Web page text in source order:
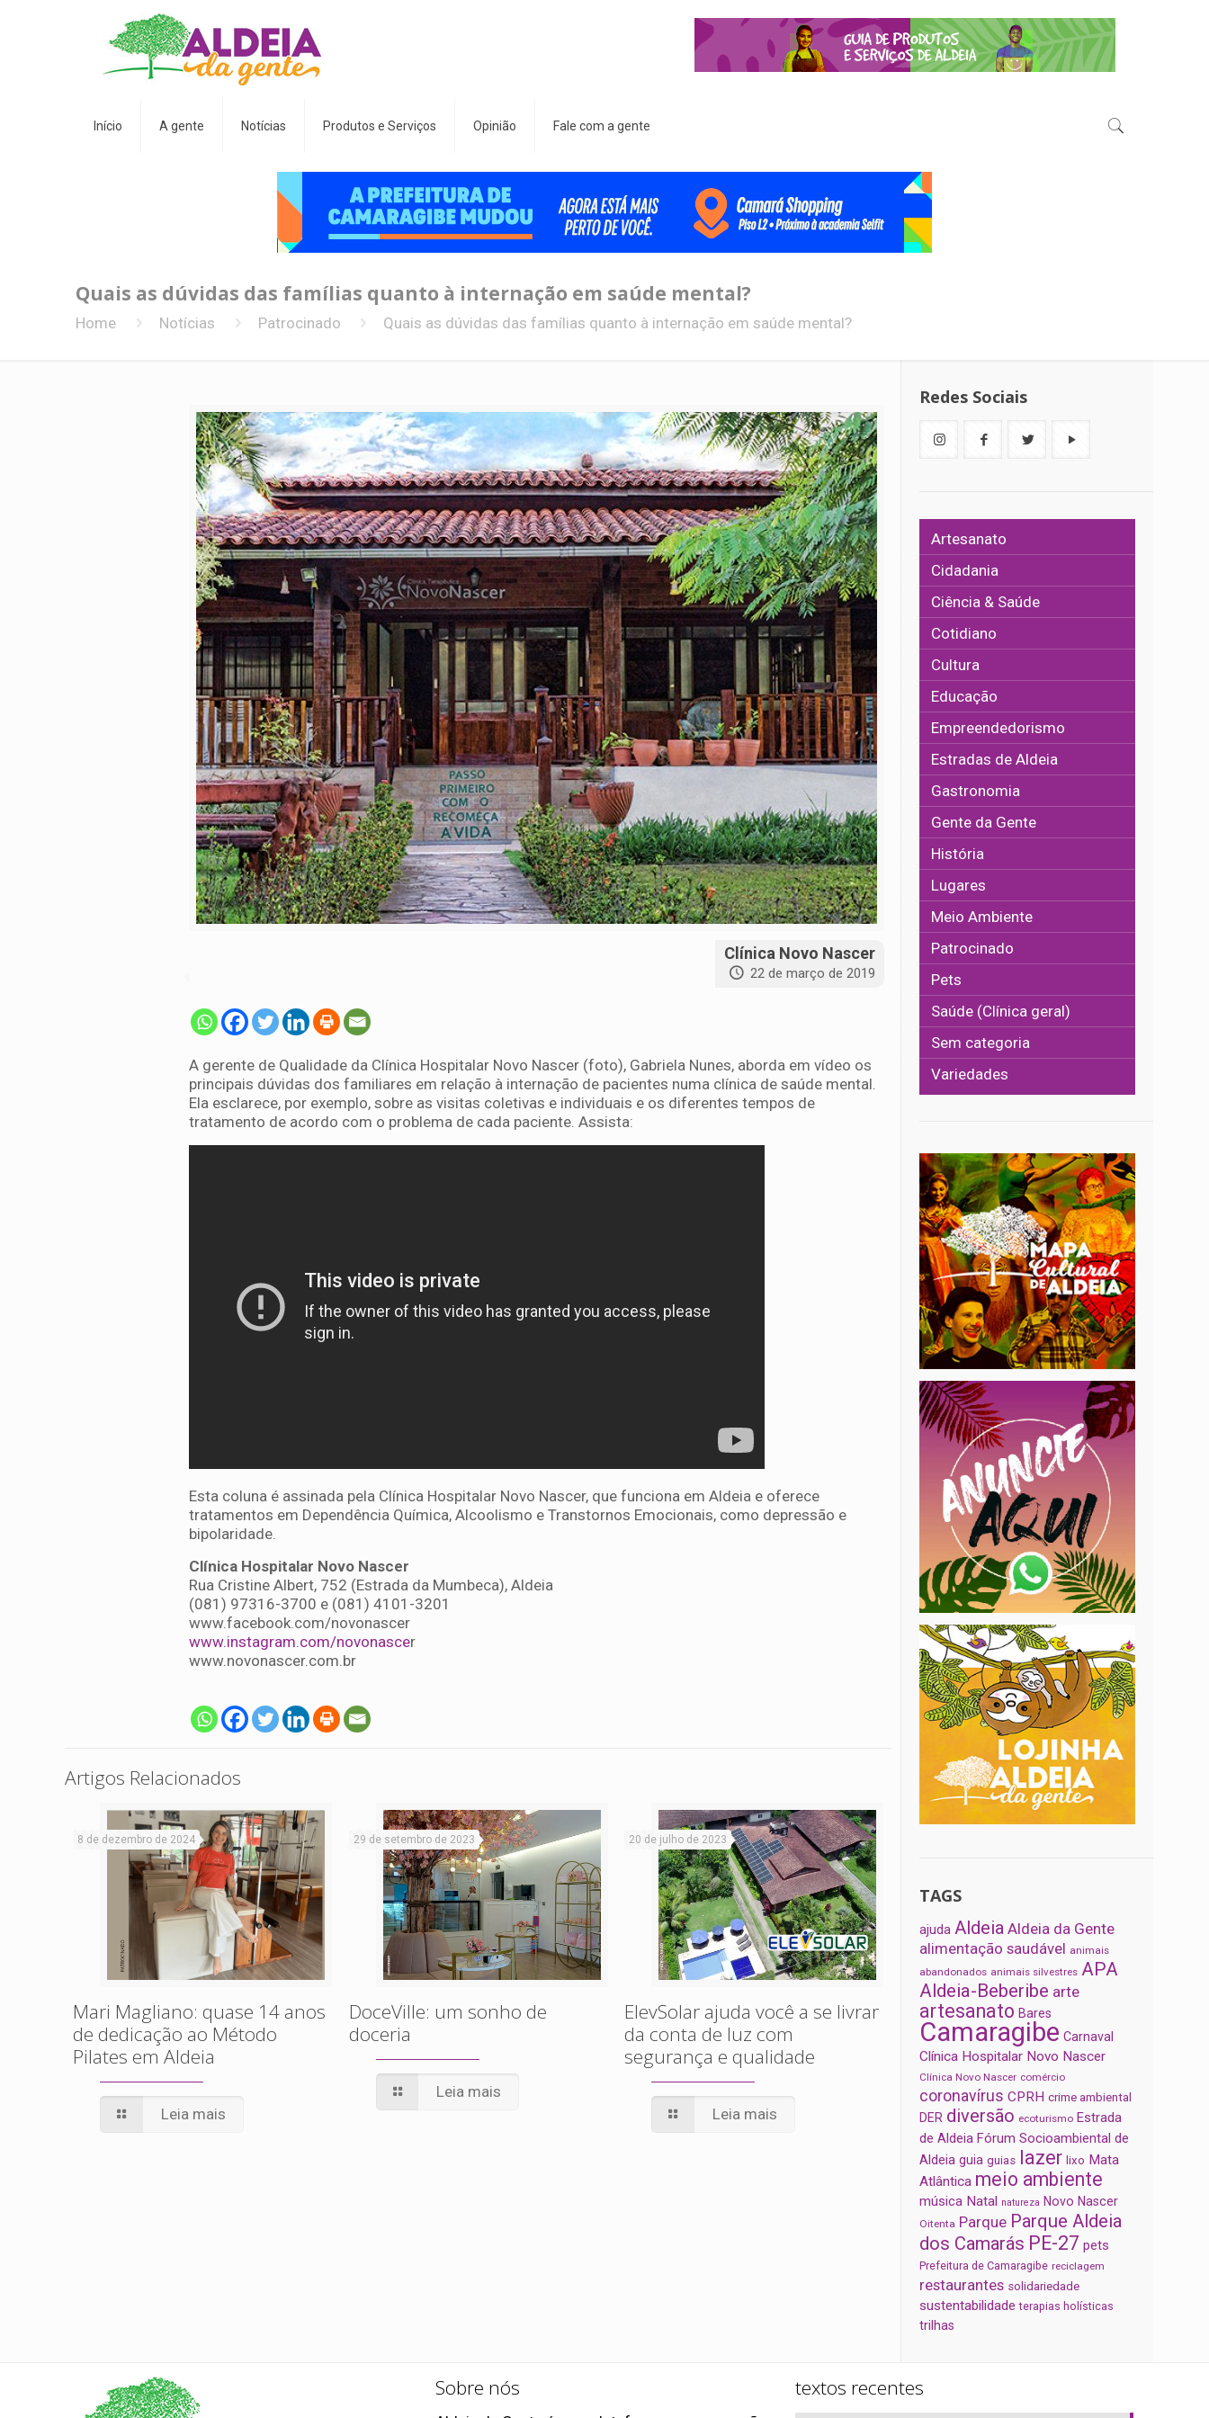
Início A gente Notícias Produtos e Serviços Opinião Fale com a gente
Quais as dúvidas das famílias quanto à internação em saúde mental?
Home Notícias Patrocinado Quais as dúvidas das famílias quanto à internação em saúde mental?
Clínica Novo Nascer
22 de março de 2019
A gerente de Qualidade da Clínica Hospitalar Novo Nascer (foto), Gabriela Nunes, aborda em vídeo os
principais dúvidas dos familiares em relação à internação de pacientes numa clínica de saúde mental.
Ela esclarece, por exemplo, sobre as visitas coletivas e individuais e os diferentes tempos de
tratamento de acordo com o problema de cada paciente. Assista:
Esta coluna é assinada pela Clínica Hospitalar Novo Nascer, que funciona em Aldeia e oferece
tratamentos em Dependência Química, Alcoolismo e Transtornos Emocionais, como depressão e
bipolaridade.
Clínica Hospitalar Novo Nascer
Rua Cristine Albert, 752 (Estrada da Mumbeca), Aldeia
(081) 97316-3700 e (081) 4101-3201
www.facebook.com/novonascer
www.instagram.com/novonascer
www.novonascer.com.br
Artigos Relacionados
8 de dezembro de 2024
Mari Magliano: quase 14 anos
de dedicação ao Método
Pilates em Aldeia
Leia mais
29 de setembro de 2023
DoceVille: um sonho de
doceria
Leia mais
20 de julho de 2023
ElevSolar ajuda você a se livrar
da conta de luz com
segurança e qualidade
Leia mais
Redes Sociais
Artesanato
Cidadania
Ciência & Saúde
Cotidiano
Cultura
Educação
Empreendedorismo
Estradas de Aldeia
Gastronomia
Gente da Gente
História
Lugares
Meio Ambiente
Patrocinado
Pets
Saúde (Clínica geral)
Sem categoria
Variedades
TAGS
ajuda Aldeia Aldeia da Gente
alimentação saudável animais
abandonados animais silvestres APA
Aldeia-Beberibe arte
artesanato Bares
Camaragibe Carnaval
Clínica Hospitalar Novo Nascer
Clínica Novo Nascer comércio
coronavírus CPRH crime ambiental
DER diversão ecoturismo Estrada
de Aldeia Fórum Socioambiental de
Aldeia guia guias lazer lixo Mata
Atlântica meio ambiente
música Natal natureza Novo Nascer
Oitenta Parque Parque Aldeia
dos Camarás PE-27 pets
Prefeitura de Camaragibe reciclagem
restaurantes solidariedade
sustentabilidade terapias holísticas
trilhas
Sobre nós textos recentes